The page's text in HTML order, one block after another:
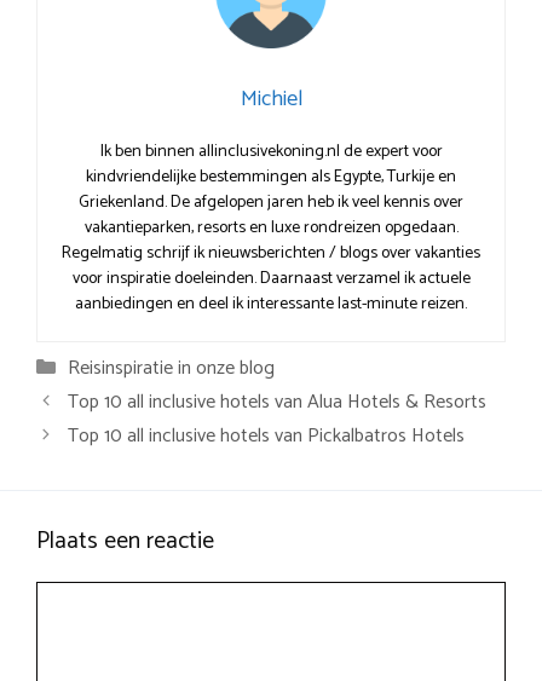
Michiel
Ik ben binnen allinclusivekoning.nl de expert voor
kindvriendelijke bestemmingen als Egypte, Turkije en
Griekenland. De afgelopen jaren heb ik veel kennis over
vakantieparken, resorts en luxe rondreizen opgedaan.
Regelmatig schrijf ik nieuwsberichten / blogs over vakanties
voor inspiratie doeleinden. Daarnaast verzamel ik actuele
aanbiedingen en deel ik interessante last-minute reizen.
Categorieën
Reisinspiratie in onze blog
Top 10 all inclusive hotels van Alua Hotels & Resorts
Top 10 all inclusive hotels van Pickalbatros Hotels
Plaats een reactie